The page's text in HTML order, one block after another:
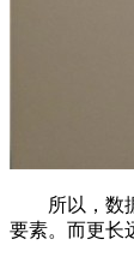
所以，数据
要素。而更长